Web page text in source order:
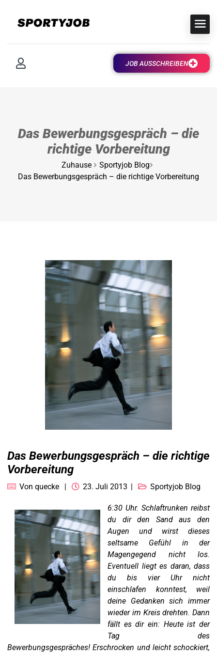
JOB AUSSCHREIBEN
Das Bewerbungsgespräch – die
richtige Vorbereitung
Zuhause
Sportyjob Blog
Das Bewerbungsgespräch – die richtige Vorbereitung
Das Bewerbungsgespräch – die richtige
Vorbereitung
Von quecke 23. Juli 2013 Sportyjob Blog
6:30 Uhr. Schlaftrunken reibst
du dir den Sand aus den
Augen und wirst dieses
seltsame Gefühl in der
Magengegend nicht los.
Eventuell liegt es daran, dass
du bis vier Uhr nicht
einschlafen konntest, weil
deine Gedanken sich immer
wieder im Kreis drehten. Dann
fällt es dir ein: Heute ist der
Tag des
Bewerbungsgespräches! Erschrocken und leicht schockiert,